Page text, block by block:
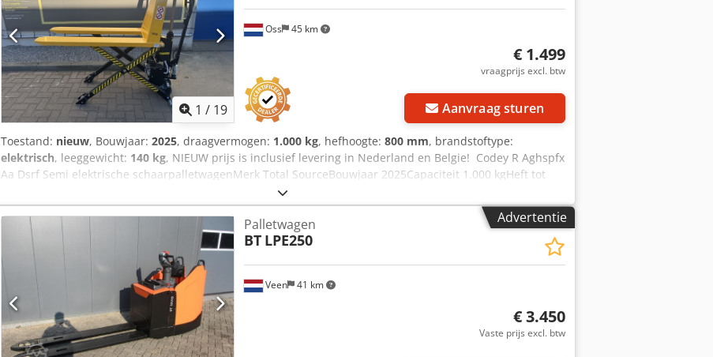
1 / 19
Oss 45 km
€ 1.499
vraagprijs excl. btw
Aanvraag sturen
Toestand: nieuw, Bouwjaar: 2025, draagvermogen: 1.000 kg, hefhoogte: 800 mm, brandstoftype:
elektrisch, leeggewicht: 140 kg, NIEUW prijs is inclusief levering in Nederland en Belgie! Codey R Aghspfx
Aa Dsrf Semi elektrische schaarpalletwagenMerk Total SourceBouwjaar 2025Capaciteit 1.000 kgHeft tot
een hoogte van 800 mm Rijdt manueel Heft elektrischVoorzien van een 12 v batterij interne
lader Charging time = for the first time charging 20hours,then each time charging 8-10Lifting speed =
without loading lifting speed 15s,with loading lifting speed 20sAutonomy = it can be lifting and lowering
80times for fully charged.
Advertentie
Veen 41 km
Palletwagen
BT LPE250
€ 3.450
Vaste prijs excl. btw